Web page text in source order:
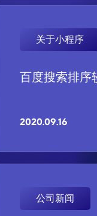
关于小程序
百度搜索排序
2020.09.16
公司新闻